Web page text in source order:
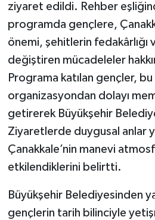
ziyaret edildi. Rehber
programda gençlere,
önemi, şehitlerin fedakârlığı
değiştiren mücadeleler
Programa katılan gençler, bu
organizasyondan dolayı
getirerek Büyükşehir
Ziyaretlerde duygusal anlar
Çanakkale’nin manevi
etkilendiklerini belirtti.
Büyükşehir Belediyesinden
gençlerin tarih bilinciyle